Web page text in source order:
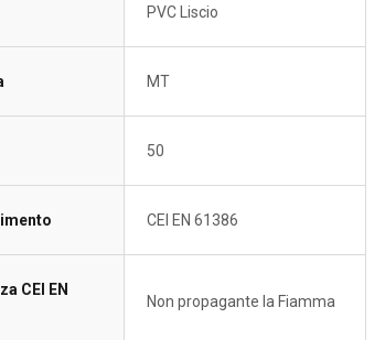
PVC Liscio
MT
50
CEI EN 61386
CEI EN
Non propagante la Fiamma